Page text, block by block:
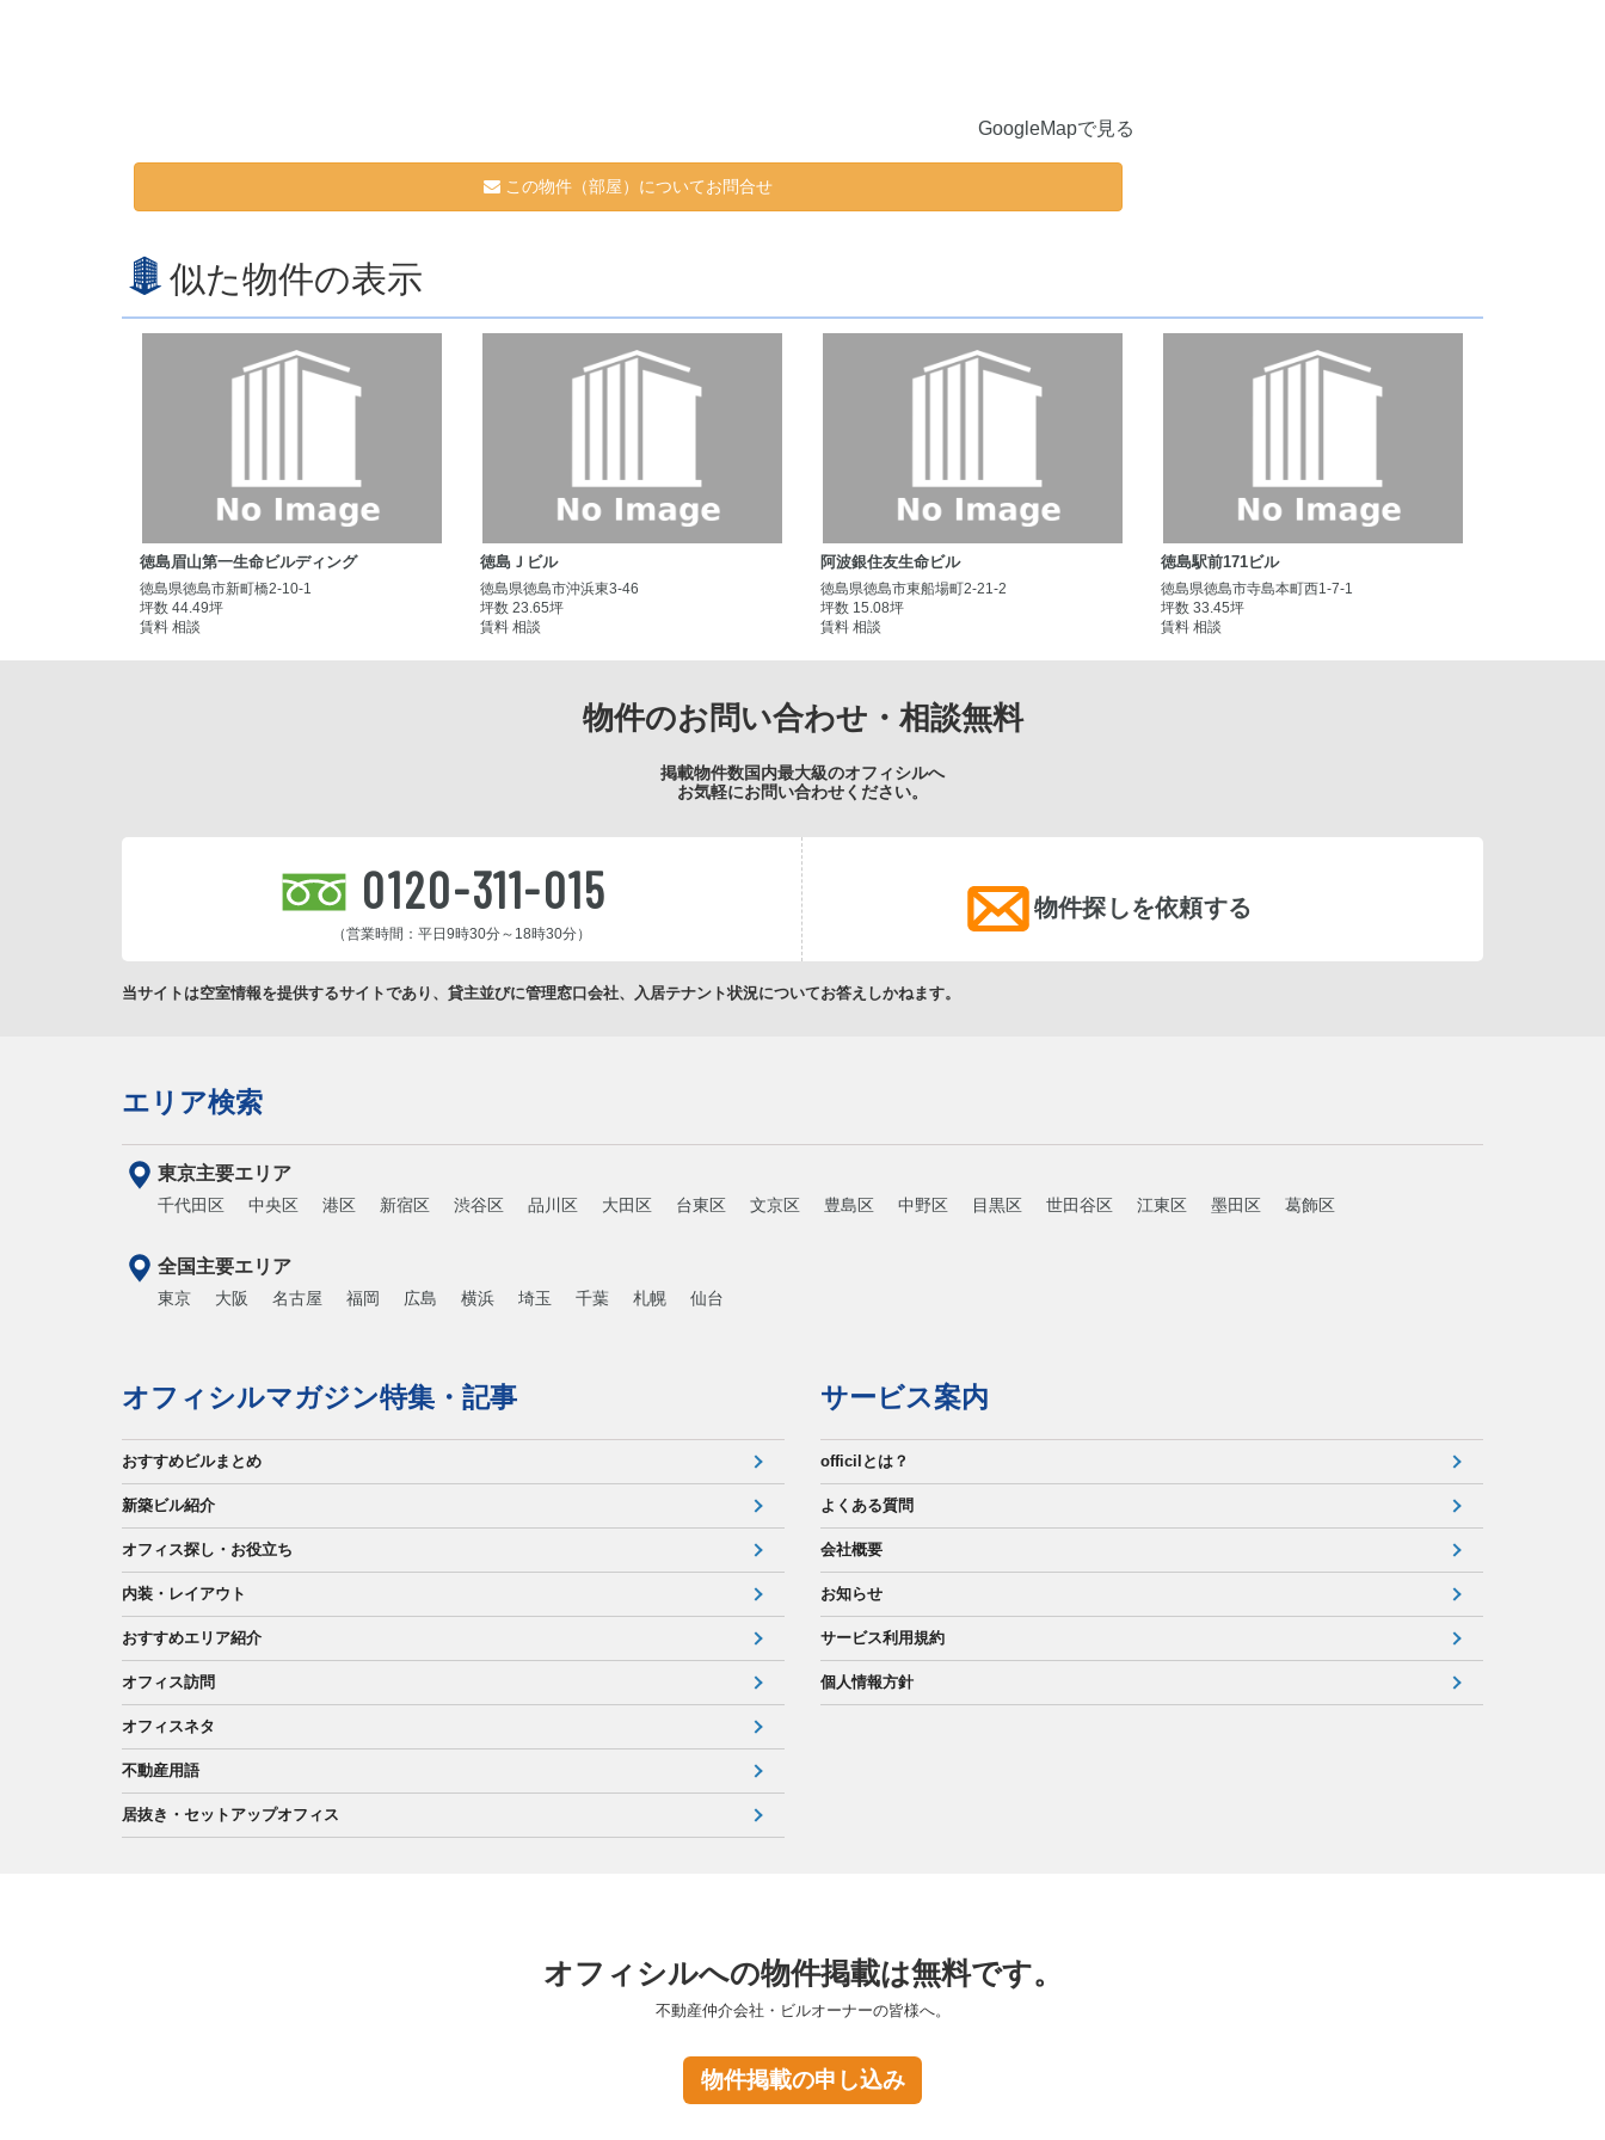
GoogleMapで見る
この物件（部屋）についてお問合せ
似た物件の表示
徳島眉山第一生命ビルディング
徳島県徳島市新町橋2-10-1
坪数 44.49坪
賃料 相談
徳島Ｊビル
徳島県徳島市沖浜東3-46
坪数 23.65坪
賃料 相談
阿波銀住友生命ビル
徳島県徳島市東船場町2-21-2
坪数 15.08坪
賃料 相談
徳島駅前171ビル
徳島県徳島市寺島本町西1-7-1
坪数 33.45坪
賃料 相談
物件のお問い合わせ・相談無料
掲載物件数国内最大級のオフィシルへ
お気軽にお問い合わせください。
0120-311-015
（営業時間：平日9時30分～18時30分）
物件探しを依頼する
当サイトは空室情報を提供するサイトであり、貸主並びに管理窓口会社、入居テナント状況についてお答えしかねます。
エリア検索
東京主要エリア
千代田区 中央区 港区 新宿区 渋谷区 品川区 大田区 台東区 文京区 豊島区 中野区 目黒区 世田谷区 江東区 墨田区 葛飾区
全国主要エリア
東京 大阪 名古屋 福岡 広島 横浜 埼玉 千葉 札幌 仙台
オフィシルマガジン特集・記事
おすすめビルまとめ
新築ビル紹介
オフィス探し・お役立ち
内装・レイアウト
おすすめエリア紹介
オフィス訪問
オフィスネタ
不動産用語
居抜き・セットアップオフィス
サービス案内
officilとは？
よくある質問
会社概要
お知らせ
サービス利用規約
個人情報方針
オフィシルへの物件掲載は無料です。
不動産仲介会社・ビルオーナーの皆様へ。
物件掲載の申し込み